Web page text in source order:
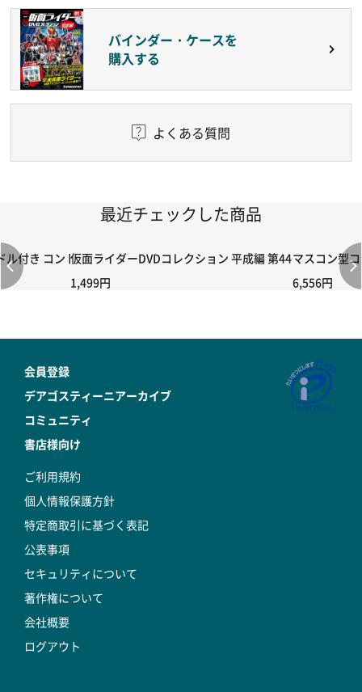
バインダー・ケースを
購入する
よくある質問
最近チェックした商品
付き コントローラー＆ポイント切り替えスイッチRC-02/C002 /
仮面ライダーDVDコレクション 平成編 第44号
1,499円
マスコン型
6,556円
会員登録
デアゴスティーニアーカイブ
コミュニティ
書店様向け
ご利用規約
個人情報保護方針
特定商取引に基づく表記
公表事項
セキュリティについて
著作権について
会社概要
ログアウト